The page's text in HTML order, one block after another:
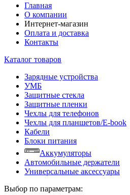
Главная
О компании
Интернет-магазин
Оплата и доставка
Контакты
Каталог товаров
Зарядные устройства
УМБ
Защитные стекла
Защитные пленки
Чехлы для телефонов
Чехлы для планшетов/E-book
Кабели
Блоки питания
Аккумуляторы
Автомобильные держатели
Универсальные аксессуары
Выбор по параметрам: